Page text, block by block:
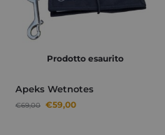
Prodotto esaurito
Apeks Wetnotes
€69,00 €59,00